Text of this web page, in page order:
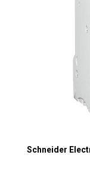
Schneider